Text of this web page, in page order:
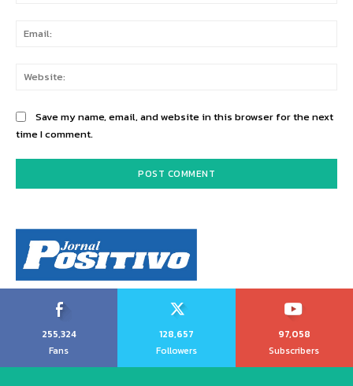
Save my name, email, and website in this browser for the next
time I comment.
255,324
Fans
128,657
Followers
97,058
Subscribers